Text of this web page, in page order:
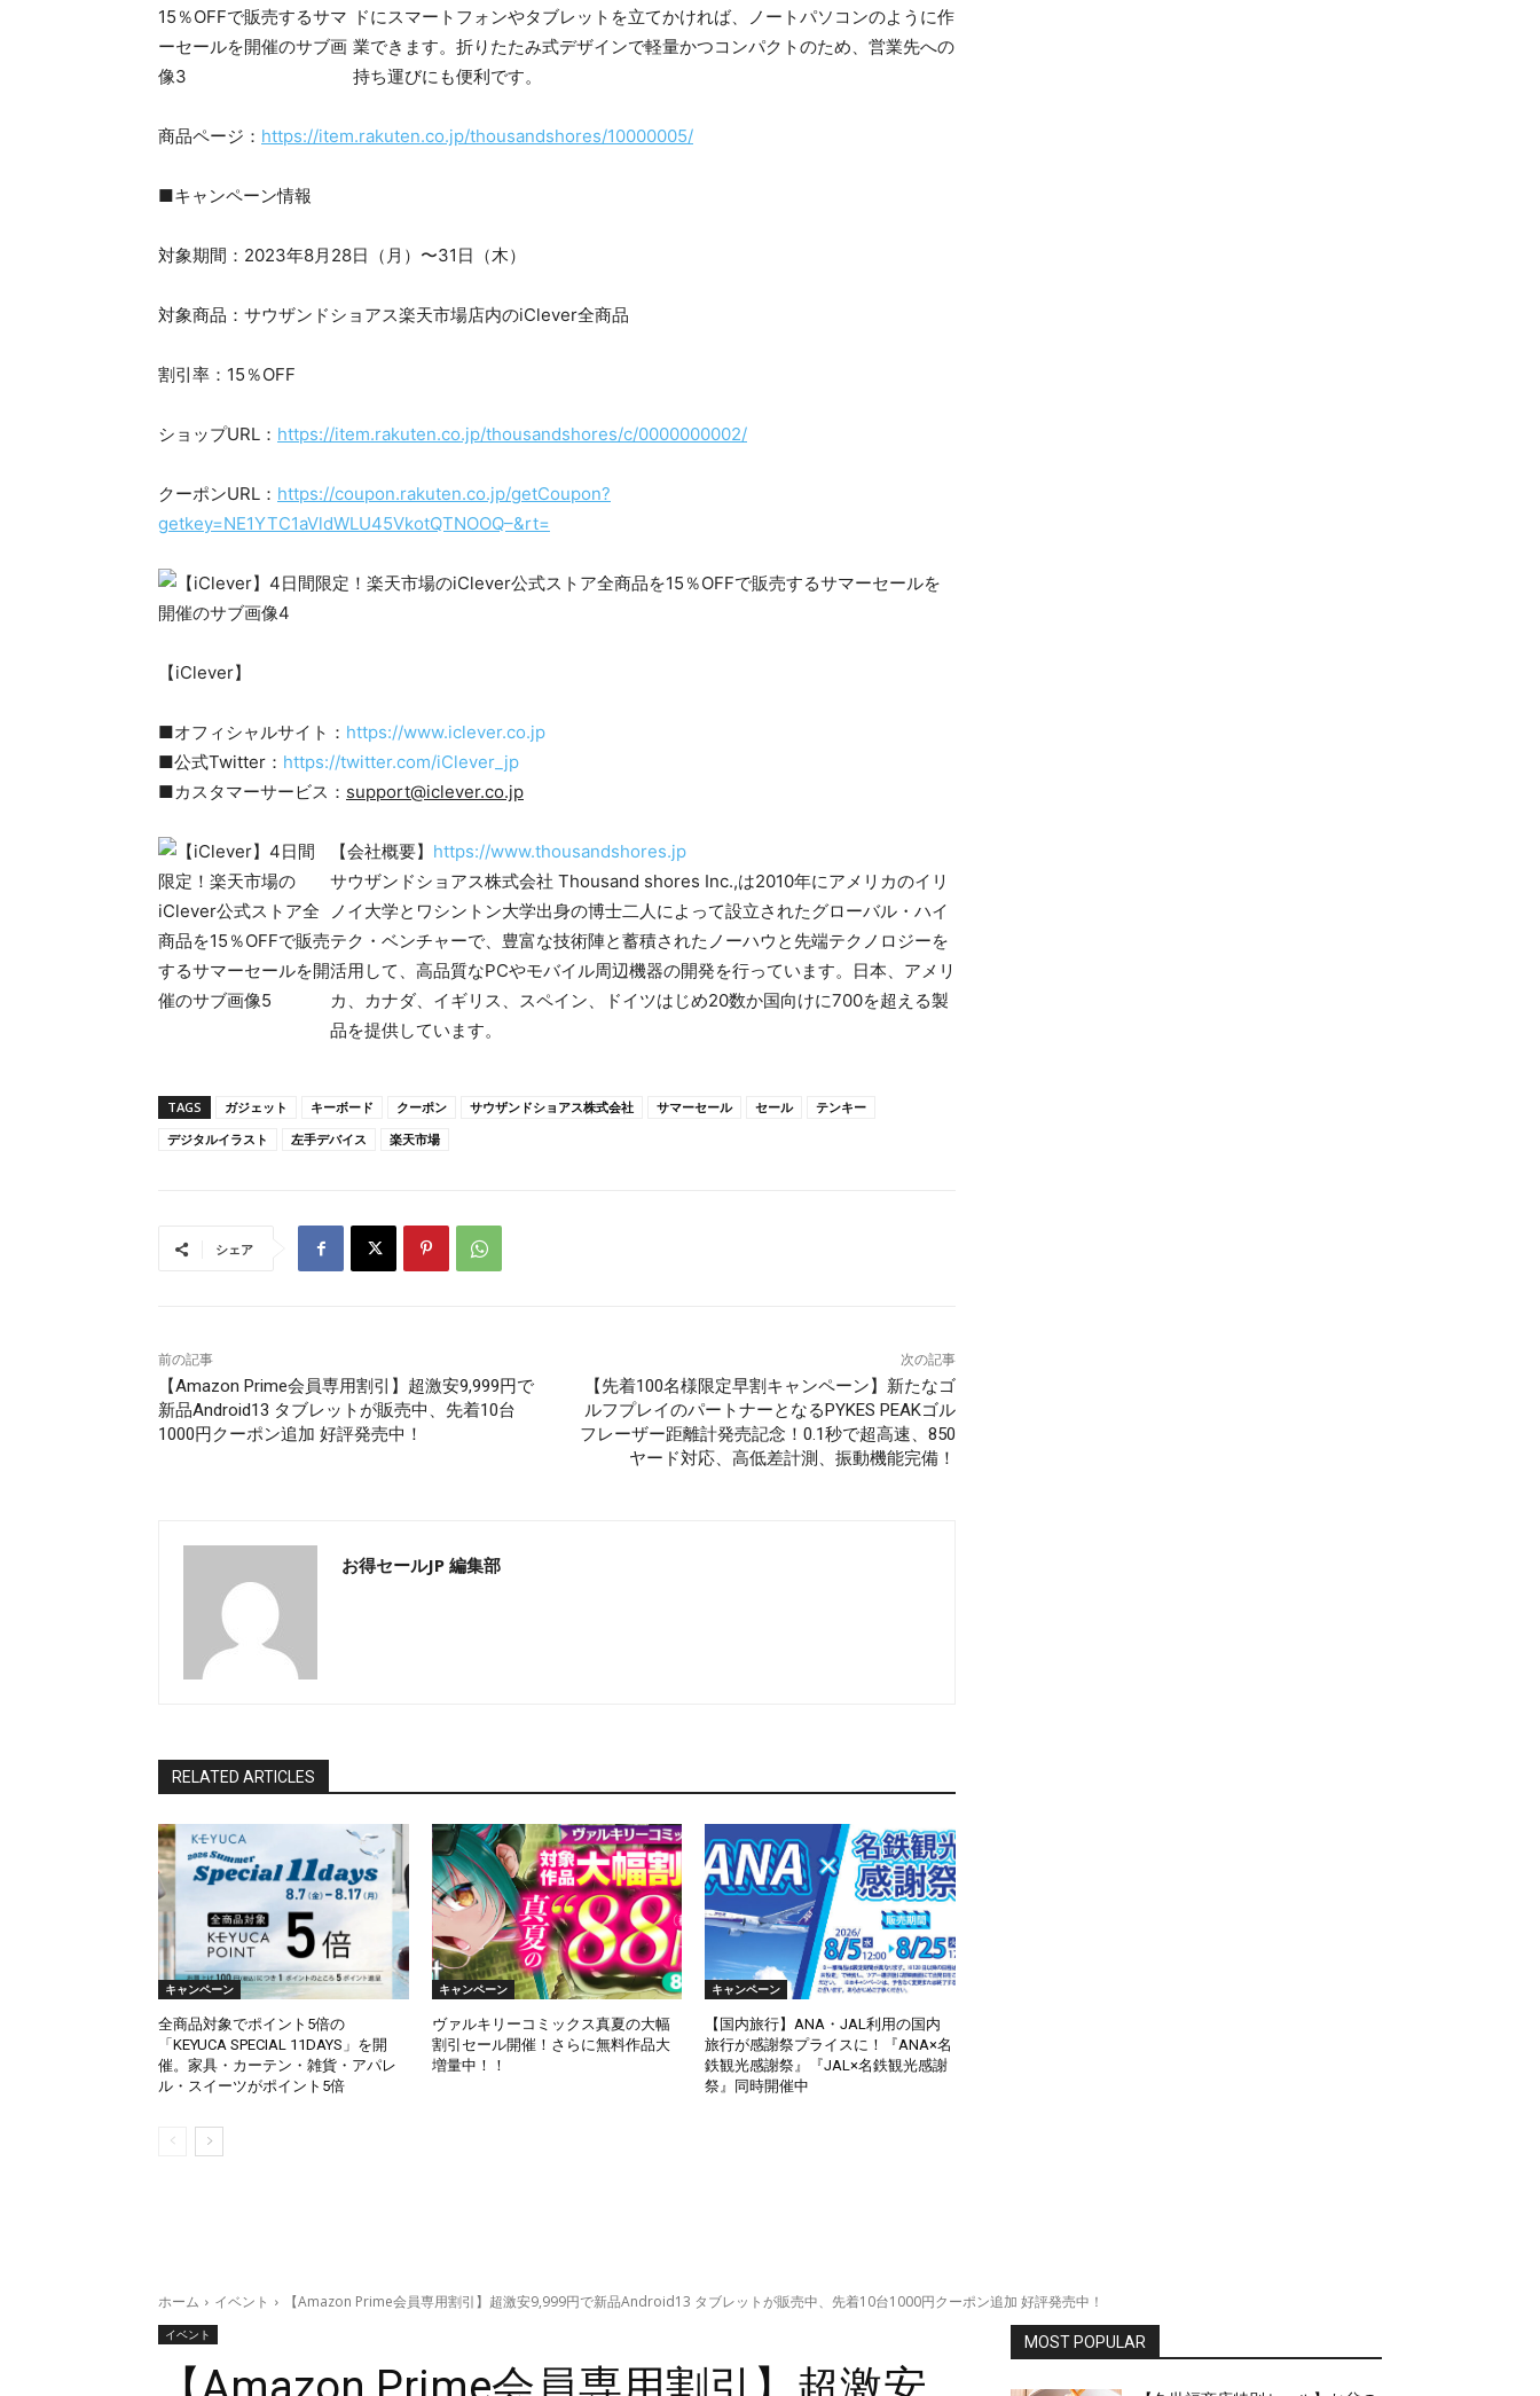
ドにスマートフォンやタブレットを立てかければ、ノートパソコンのように作
業できます。折りたたみ式デザインで軽量かつコンパクトのため、営業先への
持ち運びにも便利です。
商品ページ： https://item.rakuten.co.jp/thousandshores/10000005/
■キャンペーン情報
対象期間：2023年8⽉28⽇（月）〜31⽇（木）
対象商品：サウザンドショアス楽天市場店内のiClever全商品
割引率：15％OFF
ショップURL： https://item.rakuten.co.jp/thousandshores/c/0000000002/
クーポンURL： https://coupon.rakuten.co.jp/getCoupon?
getkey=NE1YTC1aVldWLU45VkotQTNOOQ–&rt=
【iClever】
■オフィシャルサイト： https://www.iclever.co.jp
■公式Twitter： https://twitter.com/iClever_jp
■カスタマーサービス： support@iclever.co.jp
【会社概要】 https://www.thousandshores.jp
サウザンドショアス株式会社 Thousand shores Inc.,は2010年にアメリカのイリ
ノイ大学とワシントン大学出身の博士二人によって設立されたグローバル・ハイ
テク・ベンチャーで、豊富な技術陣と蓄積されたノーハウと先端テクノロジーを
活用して、高品質なPCやモバイル周辺機器の開発を行っています。日本、アメリ
カ、カナダ、イギリス、スペイン、ドイツはじめ20数か国向けに700を超える製
品を提供しています。
TAGS ガジェット キーボード クーポン サウザンドショアス株式会社 サマーセール セール
テンキー
デジタルイラスト
左手デバイス 楽天市場
シェア
前の記事
【Amazon Prime会員専用割引】超激安9,999円で
新品Android13 タブレットが販売中、先着10台
1000円クーポン追加 好評発売中！
次の記事
【先着100名様限定早割キャンペーン】新たなゴ
ルフプレイのパートナーとなるPYKES PEAKゴル
フレーザー距離計発売記念！0.1秒で超高速、850
ヤード対応、高低差計測、振動機能完備！
お得セールJP 編集部
RELATED ARTICLES
キャンペーン
全商品対象でポイント5倍の
「KEYUCA SPECIAL 11DAYS」を開
催。家具・カーテン・雑貨・アパレ
ル・スイーツがポイント5倍
キャンペーン
ヴァルキリーコミックス真夏の大幅
割引セール開催！さらに無料作品大
増量中！！
キャンペーン
【国内旅行】ANA・JAL利用の国内
旅行が感謝祭プライスに！『ANA×名
鉄観光感謝祭』『JAL×名鉄観光感謝
祭』同時開催中